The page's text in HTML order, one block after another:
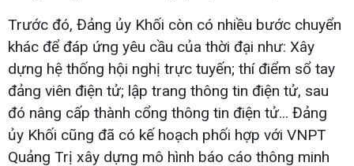
Trước đó, Đảng ủy Khối còn có nhiều bước chuyển
khác để đáp ứng yêu cầu của thời đại như: Xây
dựng hệ thống hội nghị trực tuyến; thí điểm sổ tay
đảng viên điện tử; lập trang thông tin điện tử, sau
đó nâng cấp thành cổng thông tin điện tử... Đảng
ủy Khối cũng đã có kế hoạch phối hợp với VNPT
Quảng Trị xây dựng mô hình báo cáo thông minh